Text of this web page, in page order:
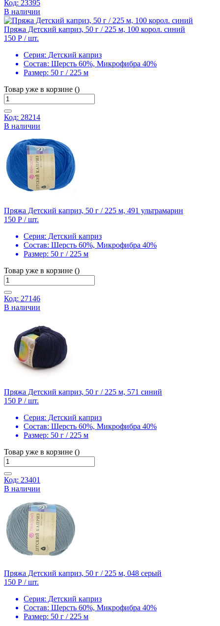
Код: 23395
В наличии
Пряжа Детский каприз, 50 г / 225 м, 100 корол. синий
150 Р / шт.
Серия: Детский каприз
Состав: Шерсть 60%, Микрофибра 40%
Размер: 50 г / 225 м
Товар уже в корзине ()
Код: 28214
В наличии
Пряжа Детский каприз, 50 г / 225 м, 491 ультрамарин
150 Р / шт.
Серия: Детский каприз
Состав: Шерсть 60%, Микрофибра 40%
Размер: 50 г / 225 м
Товар уже в корзине ()
Код: 27146
В наличии
Пряжа Детский каприз, 50 г / 225 м, 571 синий
150 Р / шт.
Серия: Детский каприз
Состав: Шерсть 60%, Микрофибра 40%
Размер: 50 г / 225 м
Товар уже в корзине ()
Код: 23401
В наличии
Пряжа Детский каприз, 50 г / 225 м, 048 серый
150 Р / шт.
Серия: Детский каприз
Состав: Шерсть 60%, Микрофибра 40%
Размер: 50 г / 225 м